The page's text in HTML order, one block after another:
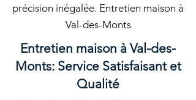
précision inégalée. Entretien maison à
Val-des-Monts
Entretien maison à Val-des-
Monts: Service Satisfaisant et
Qualité